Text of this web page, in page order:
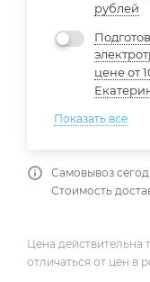
рублей
цене от
Показать все
Самовывоз
Стоимость
Цена действительна
отличаться от цен в